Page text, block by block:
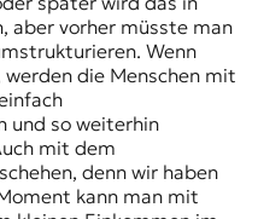
aber vorher müsste man
Wenn
die Menschen mit
und so weiterhin
mit dem
denn wir haben
kann man mit